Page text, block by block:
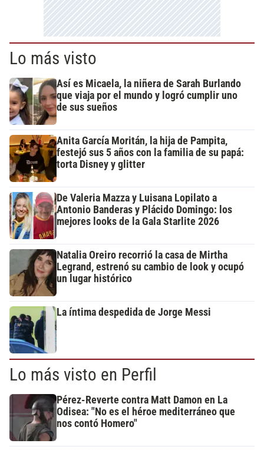
Lo más visto
Así es Micaela, la niñera de Sarah Burlando
que viaja por el mundo y logró cumplir uno
de sus sueños
Anita García Moritán, la hija de Pampita,
festejó sus 5 años con la familia de su papá:
torta Disney y glitter
De Valeria Mazza y Luisana Lopilato a
Antonio Banderas y Plácido Domingo: los
mejores looks de la Gala Starlite 2026
Natalia Oreiro recorrió la casa de Mirtha
Legrand, estrenó su cambio de look y ocupó
un lugar histórico
La íntima despedida de Jorge Messi
Lo más visto en Perfil
Pérez-Reverte contra Matt Damon en La
Odisea: "No es el héroe mediterráneo que
nos contó Homero"